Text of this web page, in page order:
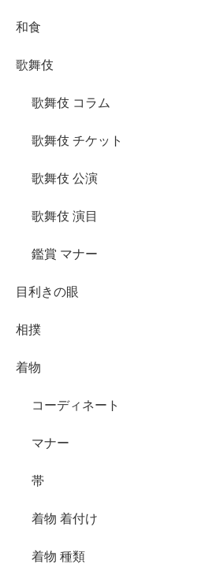
和食
歌舞伎
歌舞伎 コラム
歌舞伎 チケット
歌舞伎 公演
歌舞伎 演目
鑑賞 マナー
目利きの眼
相撲
着物
コーディネート
マナー
帯
着物 着付け
着物 種類